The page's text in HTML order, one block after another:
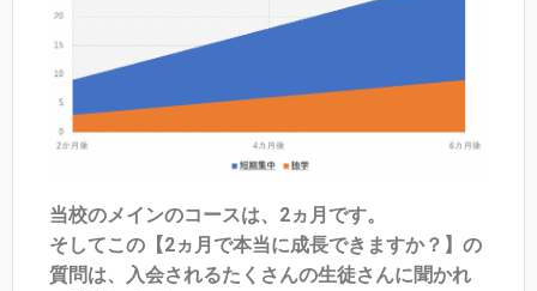
当校のメインのコースは、2ヵ月です。
そしてこの【2ヵ月で本当に成長できますか？】の
質問は、入会されるたくさんの生徒さんに聞かれ